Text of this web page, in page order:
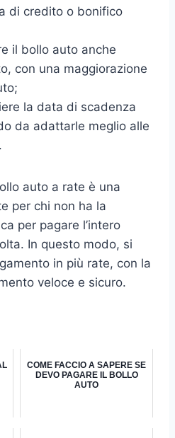
di credito o bonifico
il bollo auto anche
con una maggiorazione
la data di scadenza
da adattarle meglio alle
auto a rate è una
per chi non ha la
per pagare l’intero
In questo modo, si
in più rate, con la
veloce e sicuro.
COME FACCIO A SAPERE SE
DEVO PAGARE IL BOLLO
AUTO